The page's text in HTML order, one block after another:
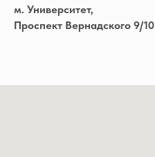
м. Университет,
Проспект Вернадского 9/10